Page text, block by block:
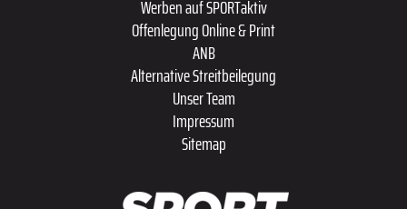
Werben auf SPORTaktiv
Offenlegung Online & Print
ANB
Alternative Streitbeilegung
Unser Team
Impressum
Sitemap